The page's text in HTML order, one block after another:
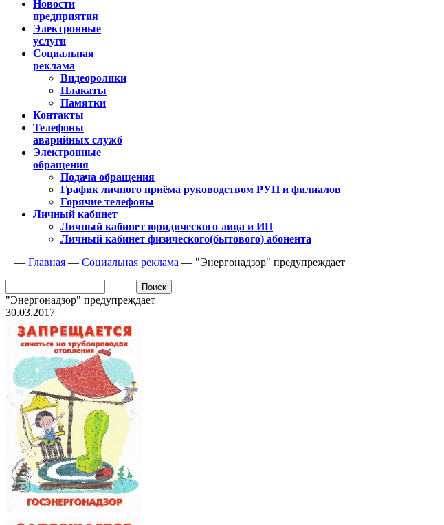
Новости
предприятия
Электронные
услуги
Социальная
реклама
Видеоролики
Плакаты
Памятки
Контакты
Телефоны
аварийных служб
Электронные
обращения
Подача обращения
График личного приёма руководством РУП и филиалов
Горячие телефоны
Личный кабинет
Личный кабинет юридического лица и ИП
Личный кабинет физического(бытового) абонента
— Главная — Социальная реклама — "Энергонадзор" предупреждает
"Энергонадзор" предупреждает
30.03.2017